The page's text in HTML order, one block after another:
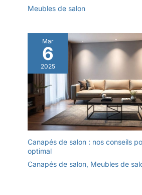
Meubles de salon
Mar
6
2025
Canapés de salon : nos conseils
optimal
Canapés de salon, Meubles de